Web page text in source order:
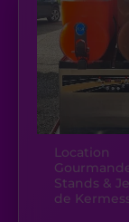
Location
Stands &
de